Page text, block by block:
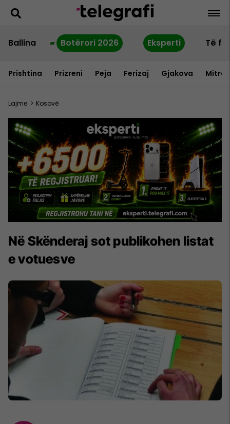
Ballina Botërori 2026 Eksperti Të
Prishtina Prizreni Peja Ferizaj Gjakova
Lajme > Kosovë
Në Skënderaj sot publikohen listat
e votuesve